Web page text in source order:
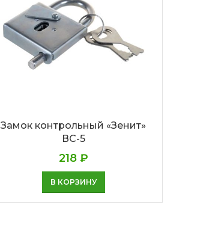
Замок контрольный «Зенит»
ВС-5
218 ₽
В КОРЗИНУ